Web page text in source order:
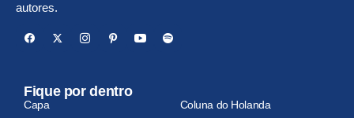
autores.
Fique por dentro
Capa
Coluna do Holanda